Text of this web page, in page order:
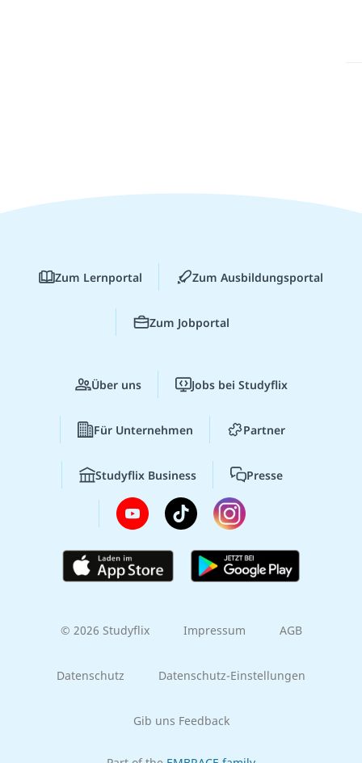
Zum Lernportal Zum Ausbildungsportal
Zum Jobportal
Über uns Jobs bei Studyflix
Für Unternehmen Partner
Studyflix Business Presse
© 2026 Studyflix Impressum AGB
Datenschutz Datenschutz-Einstellungen
Gib uns Feedback